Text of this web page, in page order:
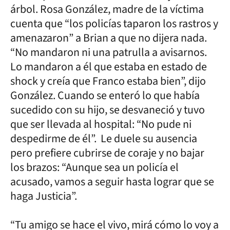
árbol. Rosa González, madre de la víctima
cuenta que “los policías taparon los rastros y
amenazaron” a Brian a que no dijera nada.
“No mandaron ni una patrulla a avisarnos.
Lo mandaron a él que estaba en estado de
shock y creía que Franco estaba bien”, dijo
González. Cuando se enteró lo que había
sucedido con su hijo, se desvaneció y tuvo
que ser llevada al hospital: “No pude ni
despedirme de él”. Le duele su ausencia
pero prefiere cubrirse de coraje y no bajar
los brazos: “Aunque sea un policía el
acusado, vamos a seguir hasta lograr que se
haga Justicia”.
“Tu amigo se hace el vivo, mirá cómo lo voy a